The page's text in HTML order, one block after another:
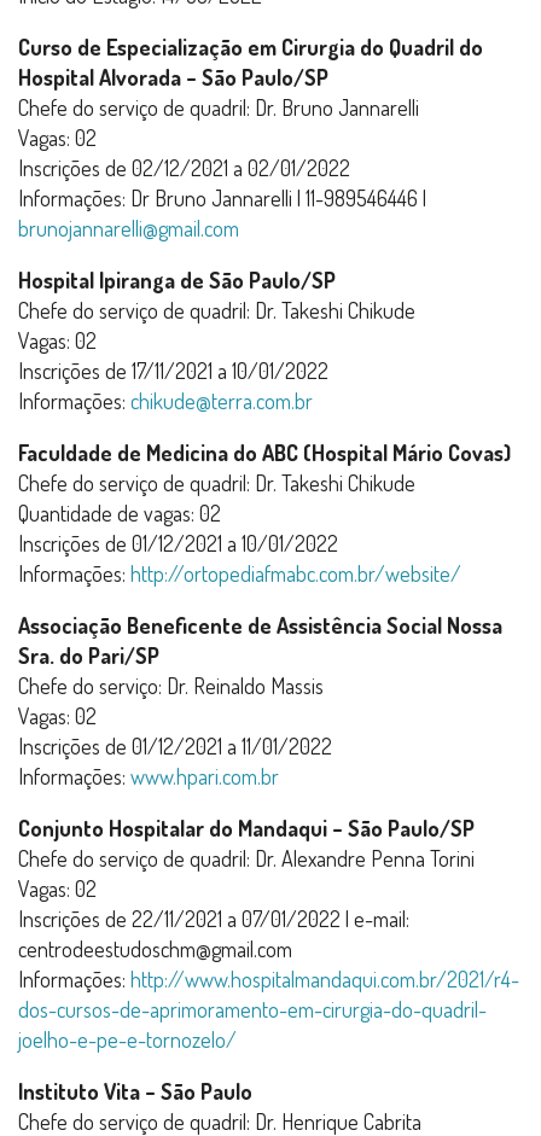
Curso de Especialização em Cirurgia do Quadril do
Hospital Alvorada – São Paulo/SP
Chefe do serviço de quadril: Dr. Bruno Jannarelli
Vagas: 02
Inscrições de 02/12/2021 a 02/01/2022
Informações: Dr Bruno Jannarelli | 11-989546446 |
brunojannarelli@gmail.com
Hospital Ipiranga de São Paulo/SP
Chefe do serviço de quadril: Dr. Takeshi Chikude
Vagas: 02
Inscrições de 17/11/2021 a 10/01/2022
Informações: chikude@terra.com.br
Faculdade de Medicina do ABC (Hospital Mário Covas)
Chefe do serviço de quadril: Dr. Takeshi Chikude
Quantidade de vagas: 02
Inscrições de 01/12/2021 a 10/01/2022
Informações: http://ortopediafmabc.com.br/website/
Associação Beneficente de Assistência Social Nossa
Sra. do Pari/SP
Chefe do serviço: Dr. Reinaldo Massis
Vagas: 02
Inscrições de 01/12/2021 a 11/01/2022
Informações: www.hpari.com.br
Conjunto Hospitalar do Mandaqui – São Paulo/SP
Chefe do serviço de quadril: Dr. Alexandre Penna Torini
Vagas: 02
Inscrições de 22/11/2021 a 07/01/2022 | e-mail:
centrodeestudoschm@gmail.com
Informações: http://www.hospitalmandaqui.com.br/2021/r4-
dos-cursos-de-aprimoramento-em-cirurgia-do-quadril-
joelho-e-pe-e-tornozelo/
Instituto Vita – São Paulo
Chefe do serviço de quadril: Dr. Henrique Cabrita